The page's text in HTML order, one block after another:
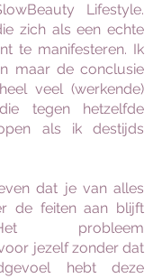
Lifestyle.
zich als een echte
te manifesteren. Ik
maar de conclusie
veel (werkende)
tegen hetzelfde
als ik destijds
dat je van alles
de feiten aan blijft
probleem
jezelf zonder dat
hebt deze